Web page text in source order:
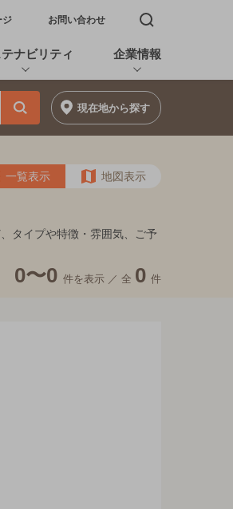
開く
ジ お問い合わせ 検索窓を開く
ナビリティ 企業情報
現在地から探す
一覧表示 地図表示
タイプや特徴・雰囲気、ご予
0〜0 件を表示 ／ 全 0 件